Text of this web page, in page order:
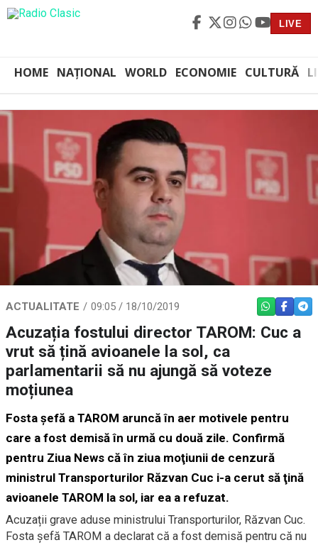
LIVE
HOME NAȚIONAL WORLD ECONOMIE CULTURĂ
ACTUALITATE 09:05 / 18/10/2019 WHATSAPP
Acuzația fostului director TAROM: Cuc a
vrut să țină avioanele la sol, ca
parlamentarii să nu ajungă să voteze
moțiunea
Fosta şefă a TAROM aruncă în aer motivele pentru
care a fost demisă în urmă cu două zile. Confirmă
pentru Ziua News că în ziua moţiunii de cenzură
ministrul Transporturilor Răzvan Cuc i-a cerut să ţină
avioanele TAROM la sol, iar ea a refuzat.
Acuzații grave aduse ministrului Transporturilor, Răzvan Cuc.
Fosta șefă TAROM a declarat că a fost demisă pentru că nu